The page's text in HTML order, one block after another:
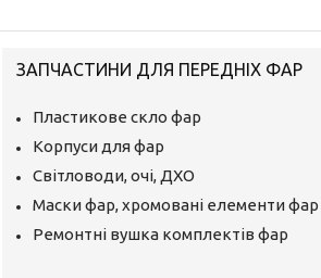
ЗАПЧАСТИНИ ДЛЯ ПЕРЕДНІХ ФАР
Пластикове скло фар
Корпуси для фар
Світловоди, очі, ДХО
Маски фар, хромовані елементи фар
Ремонтні вушка комплектів фар